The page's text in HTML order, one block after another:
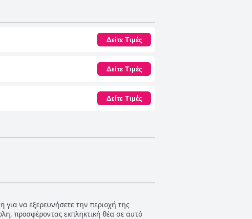
Δείτε Τιμές
Δείτε Τιμές
Δείτε Τιμές
για να εξερευνήσετε την περιοχή της
προσφέροντας εκπληκτική θέα σε αυτό